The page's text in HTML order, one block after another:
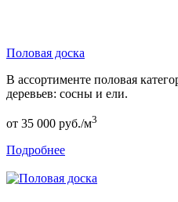
Половая доска
В ассортименте половая
деревьев: сосны и ели.
от 35 000 руб./м3
Подробнее